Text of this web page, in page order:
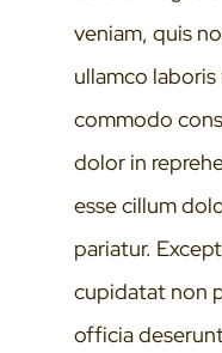
veniam, quis
ullamco
commodo
dolor in
esse cillum
pariatur.
cupidatat non
officia